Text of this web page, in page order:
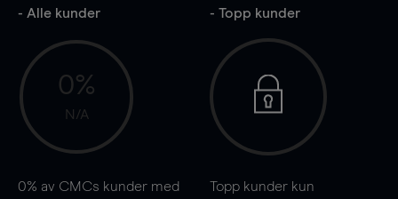
- Alle kunder
0%
N/A
0% av CMCs kunder med
- Topp kunder
Topp kunder kun